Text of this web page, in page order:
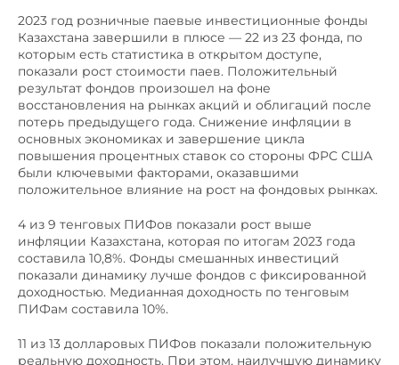
2023 год розничные паевые инвестиционные фонды
Казахстана завершили в плюсе — 22 из 23 фонда, по
которым есть статистика в открытом доступе,
показали рост стоимости паев. Положительный
результат фондов произошел на фоне
восстановления на рынках акций и облигаций после
потерь предыдущего года. Снижение инфляции в
основных экономиках и завершение цикла
повышения процентных ставок со стороны ФРС США
были ключевыми факторами, оказавшими
положительное влияние на рост на фондовых рынках.
4 из 9 тенговых ПИФов показали рост выше
инфляции Казахстана, которая по итогам 2023 года
составила 10,8%. Фонды смешанных инвестиций
показали динамику лучше фондов с фиксированной
доходностью. Медианная доходность по тенговым
ПИФам составила 10%.
11 из 13 долларовых ПИФов показали положительную
реальную доходность. При этом, наилучшую динамику